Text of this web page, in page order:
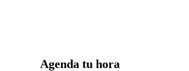
Agenda tu hora